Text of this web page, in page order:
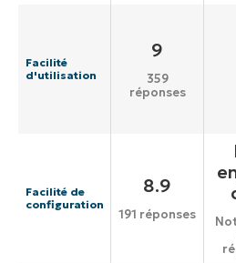
Facilité
d'utilisation
9
359
réponses
Facilité de
configuration
8.9
191 réponses